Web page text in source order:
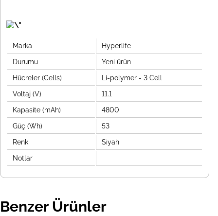
Marka Hyperlife
Durumu Yeni ürün
Hücreler (Cells) Li-polymer - 3 Cell
Voltaj (V) 11.1
Kapasite (mAh) 4800
Güç (Wh) 53
Renk Siyah
Notlar
Benzer Ürünler